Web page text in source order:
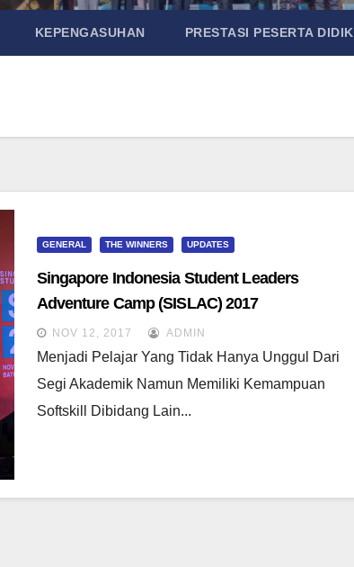
KEPENGASUHAN PRESTASI PESERTA DIDIK
GENERAL THE WINNERS UPDATES
Singapore Indonesia Student Leaders
Adventure Camp (SISLAC) 2017
NOV 12, 2017 ADMIN
Menjadi Pelajar Yang Tidak Hanya Unggul Dari
Segi Akademik Namun Memiliki Kemampuan
Softskill Dibidang Lain...